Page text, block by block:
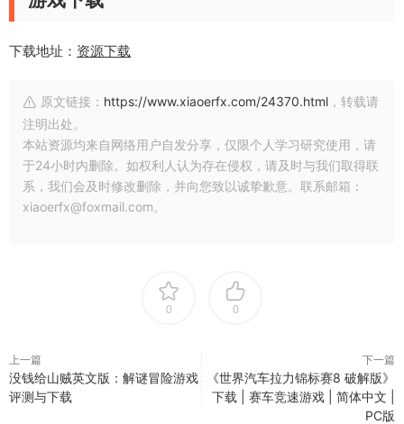
下载地址： 资源下载
原文链接： https://www.xiaoerfx.com/24370.html ，转载请
注明出处。
本站资源均来自网络用户自发分享，仅限个人学习研究使用，请
于24小时内删除。如权利人认为存在侵权，请及时与我们取得联
系，我们会及时修改删除，并向您致以诚挚歉意。联系邮箱：
xiaoerfx@foxmail.com。
0 0
上一篇
没钱给山贼英文版：解谜冒险游戏
评测与下载
下一篇
《世界汽车拉力锦标赛8 破解版》
下载 | 赛车竞速游戏 | 简体中文 |
PC版